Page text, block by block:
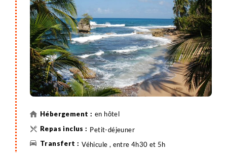
en hôtel
Petit-déjeuner
Véhicule , entre 4h30 et 5h